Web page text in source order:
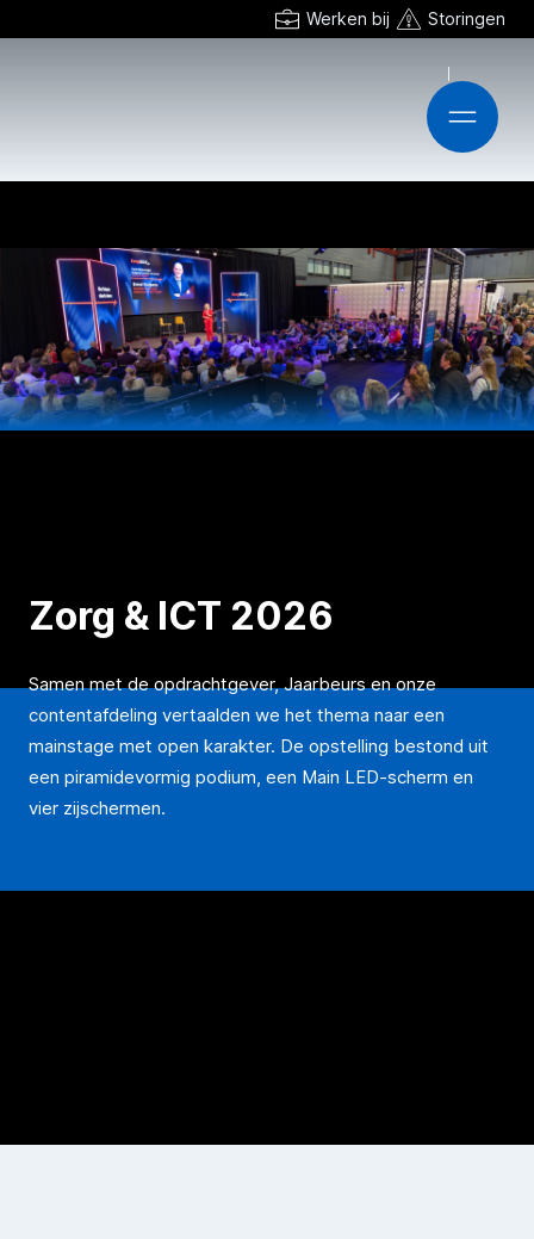
Werken bij Storingen
Zorg & ICT 2026
Samen met de opdrachtgever, Jaarbeurs en onze
contentafdeling vertaalden we het thema naar een
mainstage met open karakter. De opstelling bestond uit
een piramidevormig podium, een Main LED-scherm en
vier zijschermen.